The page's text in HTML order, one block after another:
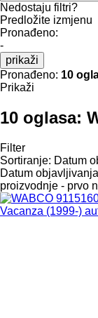
Nedostaju filtri?
Predložite izmjenu
Pronađeno:
-
prikaži
Pronađeno: 10
Prikaži
10 oglasa:
Filter
Sortiranje: Datum
Datum objavljivanja
proizvodnje - prvo